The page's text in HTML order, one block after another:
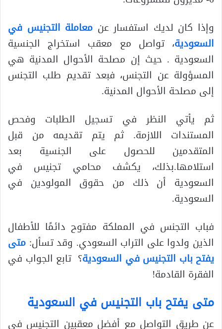
وإذا كان لديك استفسار عن معاملة التجنيس في
السعودية، تواصل مع معقب استخراج الجنسية
السعودية . حيث إن مصلحة الأحوال المدنية هي
المسؤولة عن التجنس، فبعد تقديم طلب التجنس
إلى مصلحة الأحوال المدنية.
ثم يأتي النظر في تسجيل الطلبات وفحص
المستندات اللازمة. ثم يتم تقديمه من قبل
المتقدمين للحصول على الجنسية بعد
استلامها.بذلك، يكشف محامي تجنيس في
السعودية أن ذلك من حقوق المولودين في
السعودية.
فباب التجنس في المملكة مفتوح دائمًا للأطفال
الذين ولدوا على التراب السعودي. وقد تسأل: متى
يفتح باب التجنيس في السعودية؟ تابع الجواب في
الفقرة القادمة!
متى يفتح باب التجنيس في السعودية
عن طريق التواصل مع أفضل معقبين التجنيس في